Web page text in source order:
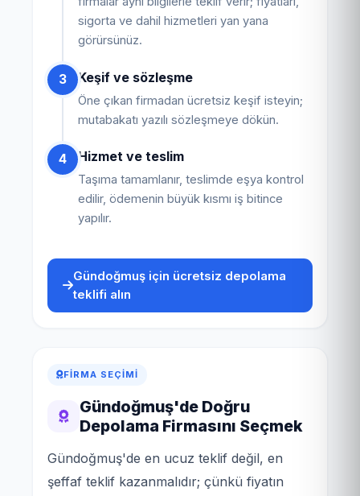
sigorta ve dahil hizmetleri yan yana
görürsünüz.
3 Keşif ve sözleşme
Öne çıkan firmadan ücretsiz keşif isteyin;
mutabakatı yazılı sözleşmeye dökün.
4 Hizmet ve teslim
Taşıma tamamlanır, teslimde eşya kontrol
edilir, ödemenin büyük kısmı iş bitince
yapılır.
Gündoğmuş için ücretsiz depolama
teklifi alın
FIRMA SEÇIMI
Gündoğmuş'de Doğru
Depolama Firmasını Seçmek
Gündoğmuş'de en ucuz teklif değil, en
şeffaf teklif kazanmalıdır; çünkü fiyatın